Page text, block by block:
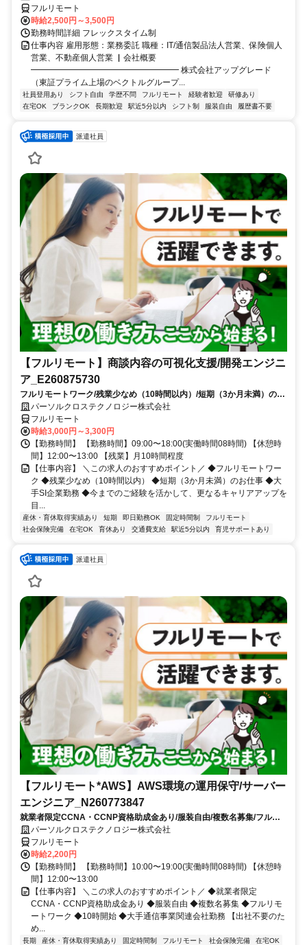
フルリモート
時給2,500円～3,500円
勤務時間詳細 フレックスタイム制
仕事内容 雇用形態：業務委託 職種：IT/通信製品法人営業、保険個人
営業、不動産個人営業 ▏会社概要
━━━━━━━━━━━━━━━━━━ 株式会社アップグレード
（東証プライム上場のベクトルグループ...
社員登用あり シフト自由 学歴不問 フルリモート 経験者歓迎
研修あり
在宅OK
ブランクOK 長期歓迎 駅近5分以内 シフト制 服装自由 履歴書不要
派遣社員
【フルリモート】商談内容の可視化支援/開発エンジニ
ア_E260875730
フルリモートワーク/残業少なめ（10時間以内）/短期（3か月未満）のお
仕事/大手SI企業勤務/今までのご経験を活かして、更なるキャリアアップ
を目指せます
パーソルクロステクノロジー株式会社
フルリモート
時給3,000円～3,300円
【勤務時間】 【勤務時間】09:00〜18:00(実働時間08時間) 【休憩時
間】12:00〜13:00 【残業】月10時間程度
【仕事内容】 ＼この求人のおすすめポイント／ ◆フルリモートワー
ク ◆残業少なめ（10時間以内） ◆短期（3か月未満）のお仕事 ◆大
手SI企業勤務 ◆今までのご経験を活かして、更なるキャリアアップを
目...
産休・育休取得実績あり 短期 即日勤務OK 固定時間制
フルリモート
社会保険完備
在宅OK 育休あり 交通費支給 駅近5分以内 育児サポートあり
派遣社員
【フルリモート*AWS】AWS環境の運用保守/サーバー
エンジニア_N260773847
就業者限定CCNA・CCNP資格助成金あり/服装自由/複数名募集/フルリ
モートワーク/10時開始/大手通信事業関連会社勤務
パーソルクロステクノロジー株式会社
フルリモート
時給2,200円
【勤務時間】 【勤務時間】10:00〜19:00(実働時間08時間) 【休憩時
間】12:00〜13:00
【仕事内容】 ＼この求人のおすすめポイント／ ◆就業者限定
CCNA・CCNP資格助成金あり ◆服装自由 ◆複数名募集 ◆フルリモ
ートワーク ◆10時開始 ◆大手通信事業関連会社勤務 【出社不要のた
め...
長期 産休・育休取得実績あり 固定時間制 フルリモート 社会保険完備
在宅OK